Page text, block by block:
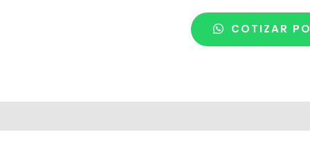
COTIZAR